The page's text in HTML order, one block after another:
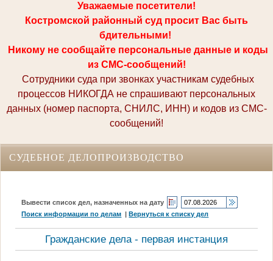
Уважаемые посетители!
Костромской районный суд просит Вас быть
бдительными!
Никому не сообщайте персональные данные и коды
из СМС-сообщений!
Сотрудники суда при звонках участникам судебных
процессов НИКОГДА не спрашивают персональных
данных (номер паспорта, СНИЛС, ИНН) и кодов из СМС-
сообщений!
СУДЕБНОЕ ДЕЛОПРОИЗВОДСТВО
Вывести список дел, назначенных на дату
Поиск информации по делам |Вернуться к списку дел
Гражданские дела - первая инстанция